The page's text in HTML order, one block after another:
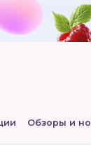
Обзоры и